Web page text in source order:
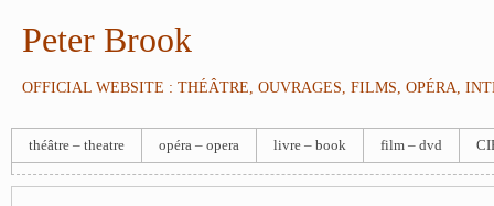
Peter Brook
OFFICIAL WEBSITE : THÉÂTRE, OUVRAGES, FILMS, OPÉRA,
théâtre – theatre opéra – opera livre – book film – dvd